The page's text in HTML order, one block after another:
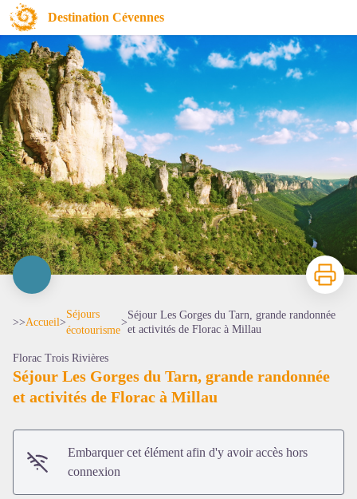
Destination Cévennes
Voir l'image en plein écran
Imprimer
>>Accueil>
Séjours
écotourisme
>
Séjour Les Gorges du Tarn, grande randonnée
et activités de Florac à Millau
Florac Trois Rivières
Séjour Les Gorges du Tarn, grande randonnée
et activités de Florac à Millau
Embarquer cet élément afin d'y avoir accès hors
connexion